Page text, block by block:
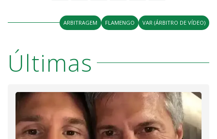
ARBITRAGEM FLAMENGO VAR (ÁRBITRO DE VÍDEO)
Últimas